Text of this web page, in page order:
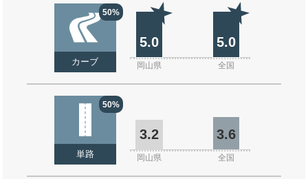
50%
カーブ
5.0 5.0
岡山県 全国
50%
単路
3.2 3.6
岡山県 全国